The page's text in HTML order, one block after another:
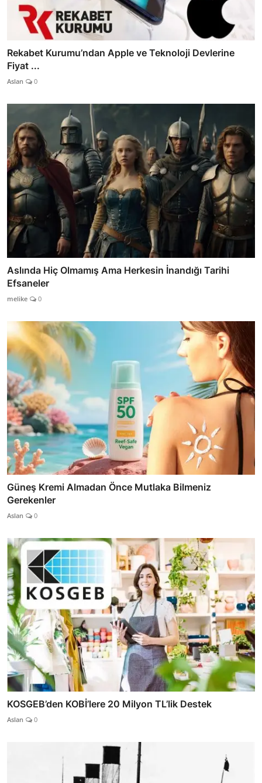
Rekabet Kurumu’ndan Apple ve Teknoloji Devlerine
Fiyat ...
Aslan 0
Aslında Hiç Olmamış Ama Herkesin İnandığı Tarihi
Efsaneler
melike 0
Güneş Kremi Almadan Önce Mutlaka Bilmeniz
Gerekenler
Aslan 0
KOSGEB’den KOBİ’lere 20 Milyon TL’lik Destek
Aslan 0